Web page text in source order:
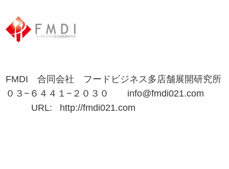
FMDI 合同会社 フードビジネス多店舗展開研究所
０３−６４４１−２０３０ info@fmdi021.com
URL: http://fmdi021.com